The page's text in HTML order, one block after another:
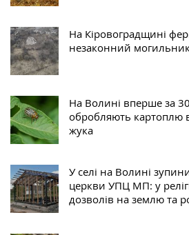
На Кіровоградщині
незаконний
На Волині вперше за
обробляють картоплю
жука
У селі на Волині
церкви УПЦ МП: у
дозволів на землю та